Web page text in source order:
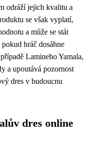
odráží jejich kvalitu a
se však vyplatí,
a může se stát
hráč dosáhne
Lamineho Yamala,
a upoutává pozornost
dres v budoucnu
dres online